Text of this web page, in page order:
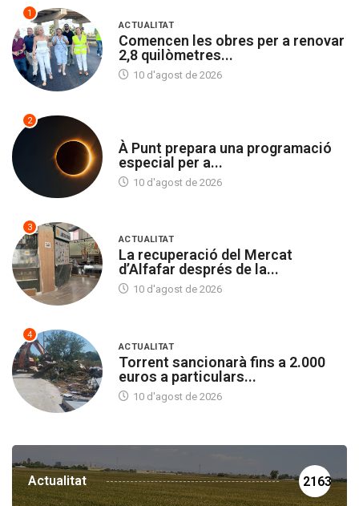
1
ACTUALITAT
Comencen les obres per a renovar
2,8 quilòmetres...
10 d'agost de 2026
2
À Punt prepara una programació
especial per a...
10 d'agost de 2026
3
ACTUALITAT
La recuperació del Mercat
d’Alfafar després de la...
10 d'agost de 2026
4
ACTUALITAT
Torrent sancionarà fins a 2.000
euros a particulars...
10 d'agost de 2026
Actualitat 2163